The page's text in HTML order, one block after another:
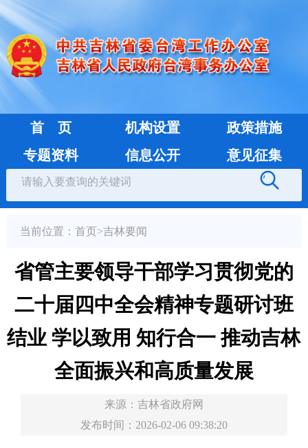
首 页 机构设置
政策措施
专题资料
信息公开 意见征集
当前位置： 首页>吉林要闻
省管主要领导干部学习贯彻党的
二十届四中全会精神专题研讨班
结业 学以致用 知行合一 推动吉林
全面振兴和高质量发展
来源： 吉林省政府网
发布时间：2026-02-06 09:38:20